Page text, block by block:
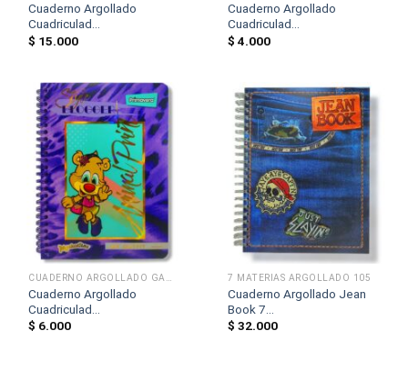
Cuaderno Argollado
Cuadriculad...
$ 15.000
Cuaderno Argollado
Cuadriculad...
$ 4.000
CUADERNO ARGOLLADO GAMA MEDIA 85
Cuaderno Argollado
Cuadriculad...
$ 6.000
7 MATERIAS ARGOLLADO 105
Cuaderno Argollado Jean
Book 7...
$ 32.000